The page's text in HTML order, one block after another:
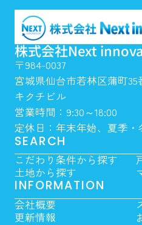
株式会社Next
〒984-0037
宮城県仙台市若林区蒲町35
キクチビル
営業時間：9:30～18:00
定休日：年末年始、夏季・
SEARCH
こだわり条件から探す
土地から探す
INFORMATION
会社概要
更新情報